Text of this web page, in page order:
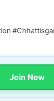
Join Now